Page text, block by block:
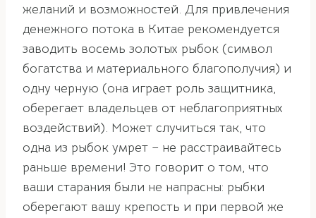
желаний и возможностей. Для привлечения
денежного потока в Китае рекомендуется
заводить восемь золотых рыбок (символ
богатства и материального благополучия) и
одну черную (она играет роль защитника,
оберегает владельцев от неблагоприятных
воздействий). Может случиться так, что
одна из рыбок умрет – не расстраивайтесь
раньше времени! Это говорит о том, что
ваши старания были не напрасны: рыбки
оберегают вашу крепость и при первой же